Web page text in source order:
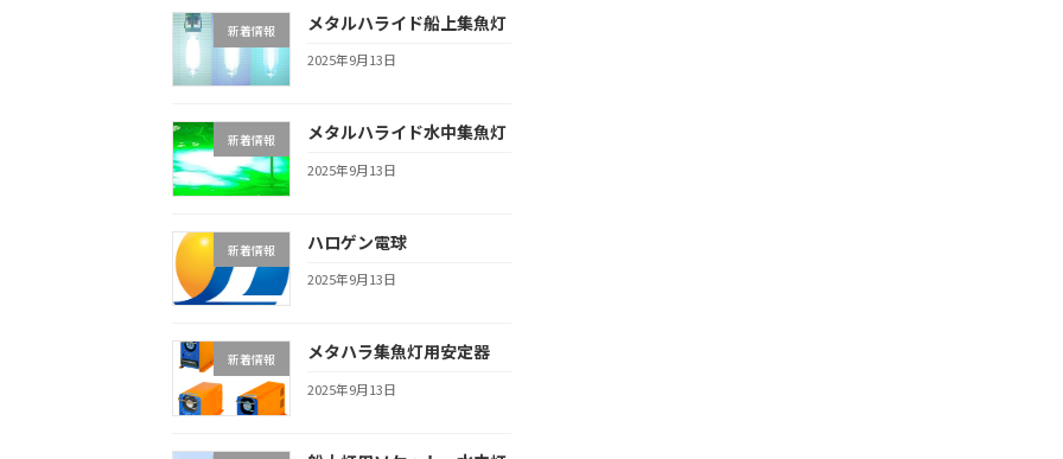
新着情報 メタルハライド船上集魚灯
2025年9月13日
新着情報 メタルハライド水中集魚灯
2025年9月13日
新着情報 ハロゲン電球
2025年9月13日
新着情報 メタハラ集魚灯用安定器
2025年9月13日